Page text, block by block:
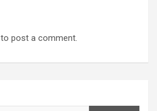
to post a comment.